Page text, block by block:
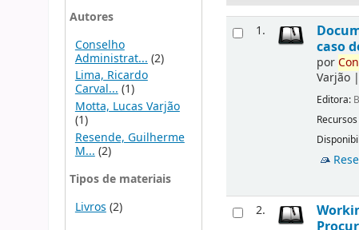
Autores
Conselho
Administrat... (2)
Lima, Ricardo
Carval...(1)
Motta, Lucas Varjão
(1)
Resende, Guilherme
M... (2)
Tipos de materiais
Livros (2)
1.
caso
por
Varjão |
Editora:
2.